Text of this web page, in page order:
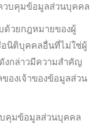
วบคุมข้อมูลส่วนบุคคล
ด้วยกฎหมายของผู้
นิติบุคคลอื่นที่ไม่ใช่ผู้
งกล่าวมีความสำคัญ
องเจ้าของข้อมูลส่วน
คุมข้อมูลส่วนบุคคล